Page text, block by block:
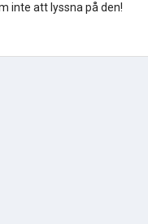
inte att lyssna på den!